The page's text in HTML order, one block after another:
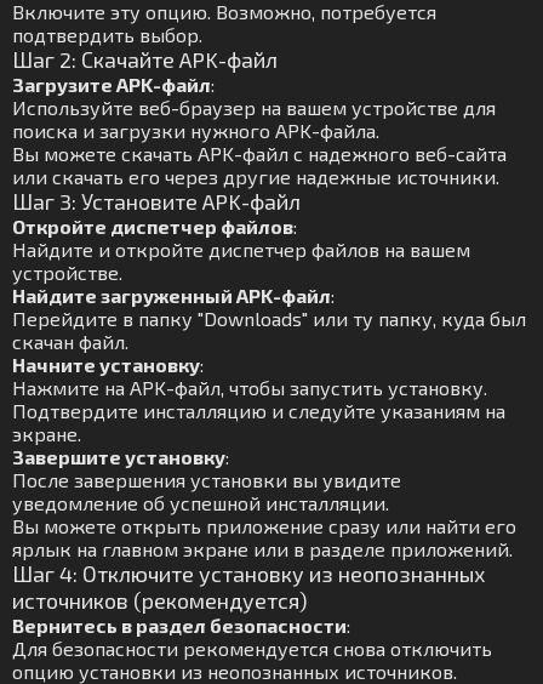
Включите эту опцию. Возможно, потребуется
подтвердить выбор.
Шаг 2: Скачайте APK-файл
Загрузите APK-файл:
Используйте веб-браузер на вашем устройстве для
поиска и загрузки нужного APK-файла.
Вы можете скачать APK-файл с надежного веб-сайта
или скачать его через другие надежные источники.
Шаг 3: Установите APK-файл
Откройте диспетчер файлов:
Найдите и откройте диспетчер файлов на вашем
устройстве.
Найдите загруженный APK-файл:
Перейдите в папку "Downloads" или ту папку, куда был
скачан файл.
Начните установку:
Нажмите на APK-файл, чтобы запустить установку.
Подтвердите инсталляцию и следуйте указаниям на
экране.
Завершите установку:
После завершения установки вы увидите
уведомление об успешной инсталляции.
Вы можете открыть приложение сразу или найти его
ярлык на главном экране или в разделе приложений.
Шаг 4: Отключите установку из неопознанных
источников (рекомендуется)
Вернитесь в раздел безопасности:
Для безопасности рекомендуется снова отключить
опцию установки из неопознанных источников.